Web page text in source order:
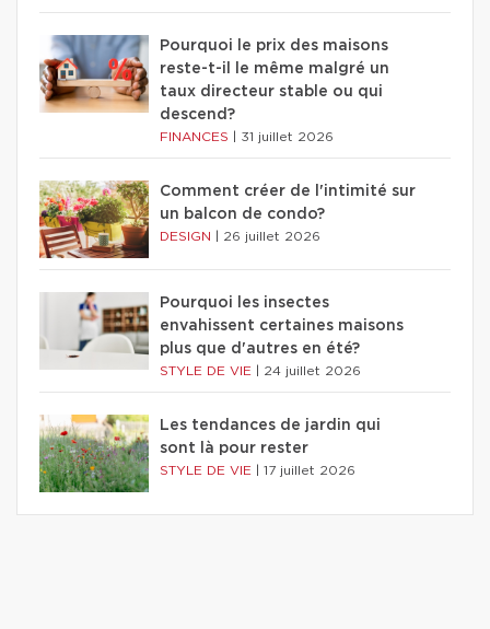
Pourquoi le prix des maisons
reste-t-il le même malgré un
taux directeur stable ou qui
descend?
FINANCES 31 juillet 2026
Comment créer de l'intimité sur
un balcon de condo?
DESIGN 26 juillet 2026
Pourquoi les insectes
envahissent certaines maisons
plus que d'autres en été?
STYLE DE VIE 24 juillet 2026
Les tendances de jardin qui
sont là pour rester
STYLE DE VIE 17 juillet 2026